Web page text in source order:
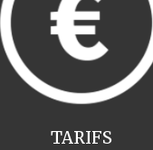
TARIFS